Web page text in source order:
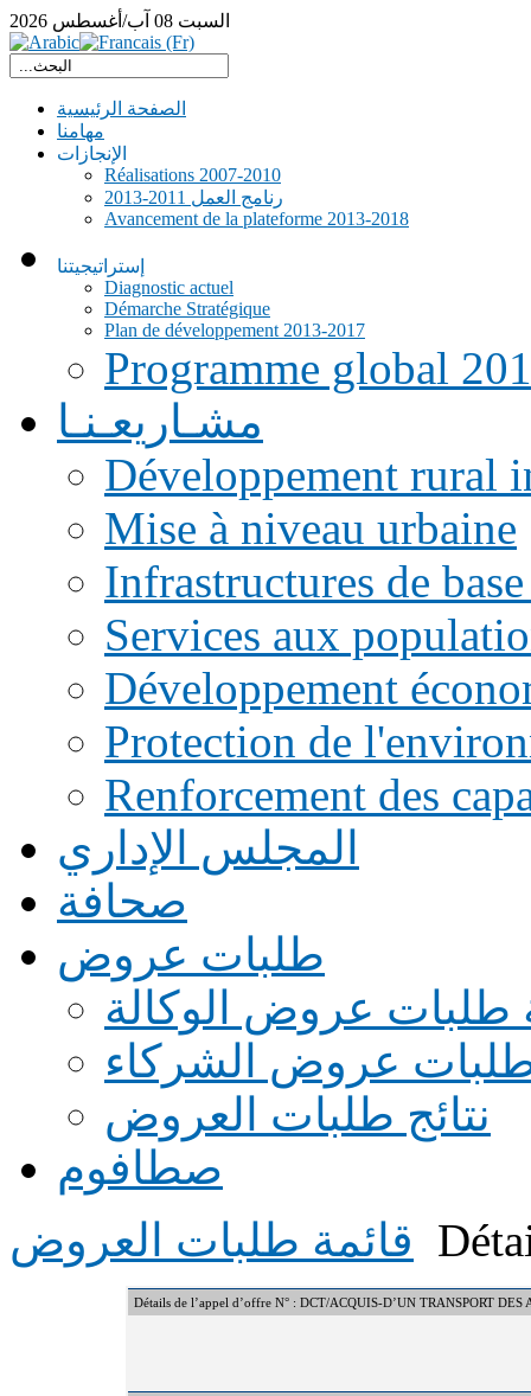
السبت 08 آب/أغسطس 2026
الصفحة الرئيسية
مهامنا
الإنجازات
Réalisations 2007-2010
رنامج العمل 2011-2013
Avancement de la plateforme 2013-2018
إستراتيجيتنا
Diagnostic actuel
Démarche Stratégique
Plan de développement 2013-2017
Programme global
مشـاريعـنـا
Développement rural
Mise à niveau urbaine
Infrastructures de
Services aux
Développement
Protection de
Renforcement des
المجلس الإداري
صحافة
طلبات عروض
طلبات عروض الوكالة
طلبات عروض الشركاء
نتائج طلبات العروض
صطافوم
قائمة طلبات العروض
Détails de l’appel d’offre N° : DCT/ACQUIS-D’UN TRANSPORT